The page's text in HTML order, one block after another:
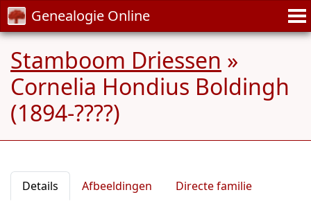
Genealogie Online
Stamboom Driessen »
Cornelia Hondius Boldingh
(1894-????)
Details Afbeeldingen
Directe familie